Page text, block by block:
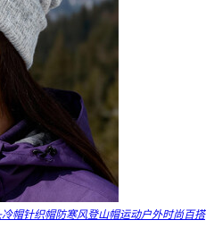
帽针织帽防寒风登山帽运动户外时尚百搭